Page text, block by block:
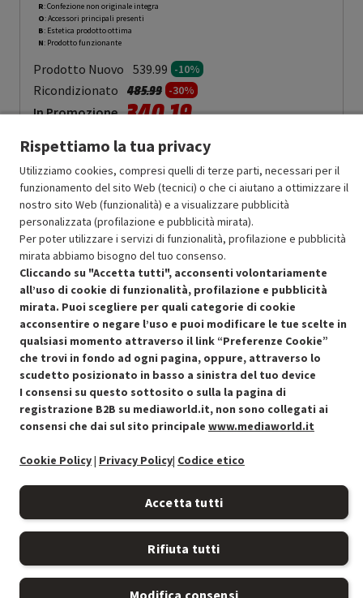
R: Confezione non originale integra
O: Accessori principali presenti
B: Estetica prodotto ottima
N: Prodotto funzionante
Prodotto Nuovo 539.99 -10%
Ricondizionato Prezzo ridotto da
485.99a-30%
In Promozione 340.19
Aggiungi al carrello
SCONTO RICONDIZIONATI
Approfitta dello sconto del 30% sul prodotto ricondizionato.
Condizioni generali di vendita
Cookie Policy
Preferenze cookie
Informativa privacy
Recedere dal contratto qui
Rispettiamo la tua privacy
Utilizziamo cookies, compresi quelli di terze parti, necessari per il
funzionamento del sito Web (tecnici) o che ci aiutano a ottimizzare il
nostro sito Web (funzionalità) e a visualizzare pubblicità
personalizzata (profilazione e pubblicità mirata).
Per poter utilizzare i servizi di funzionalità, profilazione e pubblicità
mirata abbiamo bisogno del tuo consenso.
Cliccando su "Accetta tutti", acconsenti volontariamente
all’uso di cookie di funzionalità, profilazione e pubblicità
mirata. Puoi scegliere per quali categorie di cookie
acconsentire o negare l’uso e puoi modificare le tue scelte in
qualsiasi momento attraverso il link “Preferenze Cookie”
che trovi in fondo ad ogni pagina, oppure, attraverso lo
scudetto posizionato in basso a sinistra del tuo device
I consensi su questo sottosito o sulla la pagina di
registrazione B2B su mediaworld.it, non sono collegati ai
consensi che dai sul sito principale www.mediaworld.it
Cookie Policy| Privacy Policy| Codice etico
Accetta tutti
Rifiuta tutti
Modifica consensi